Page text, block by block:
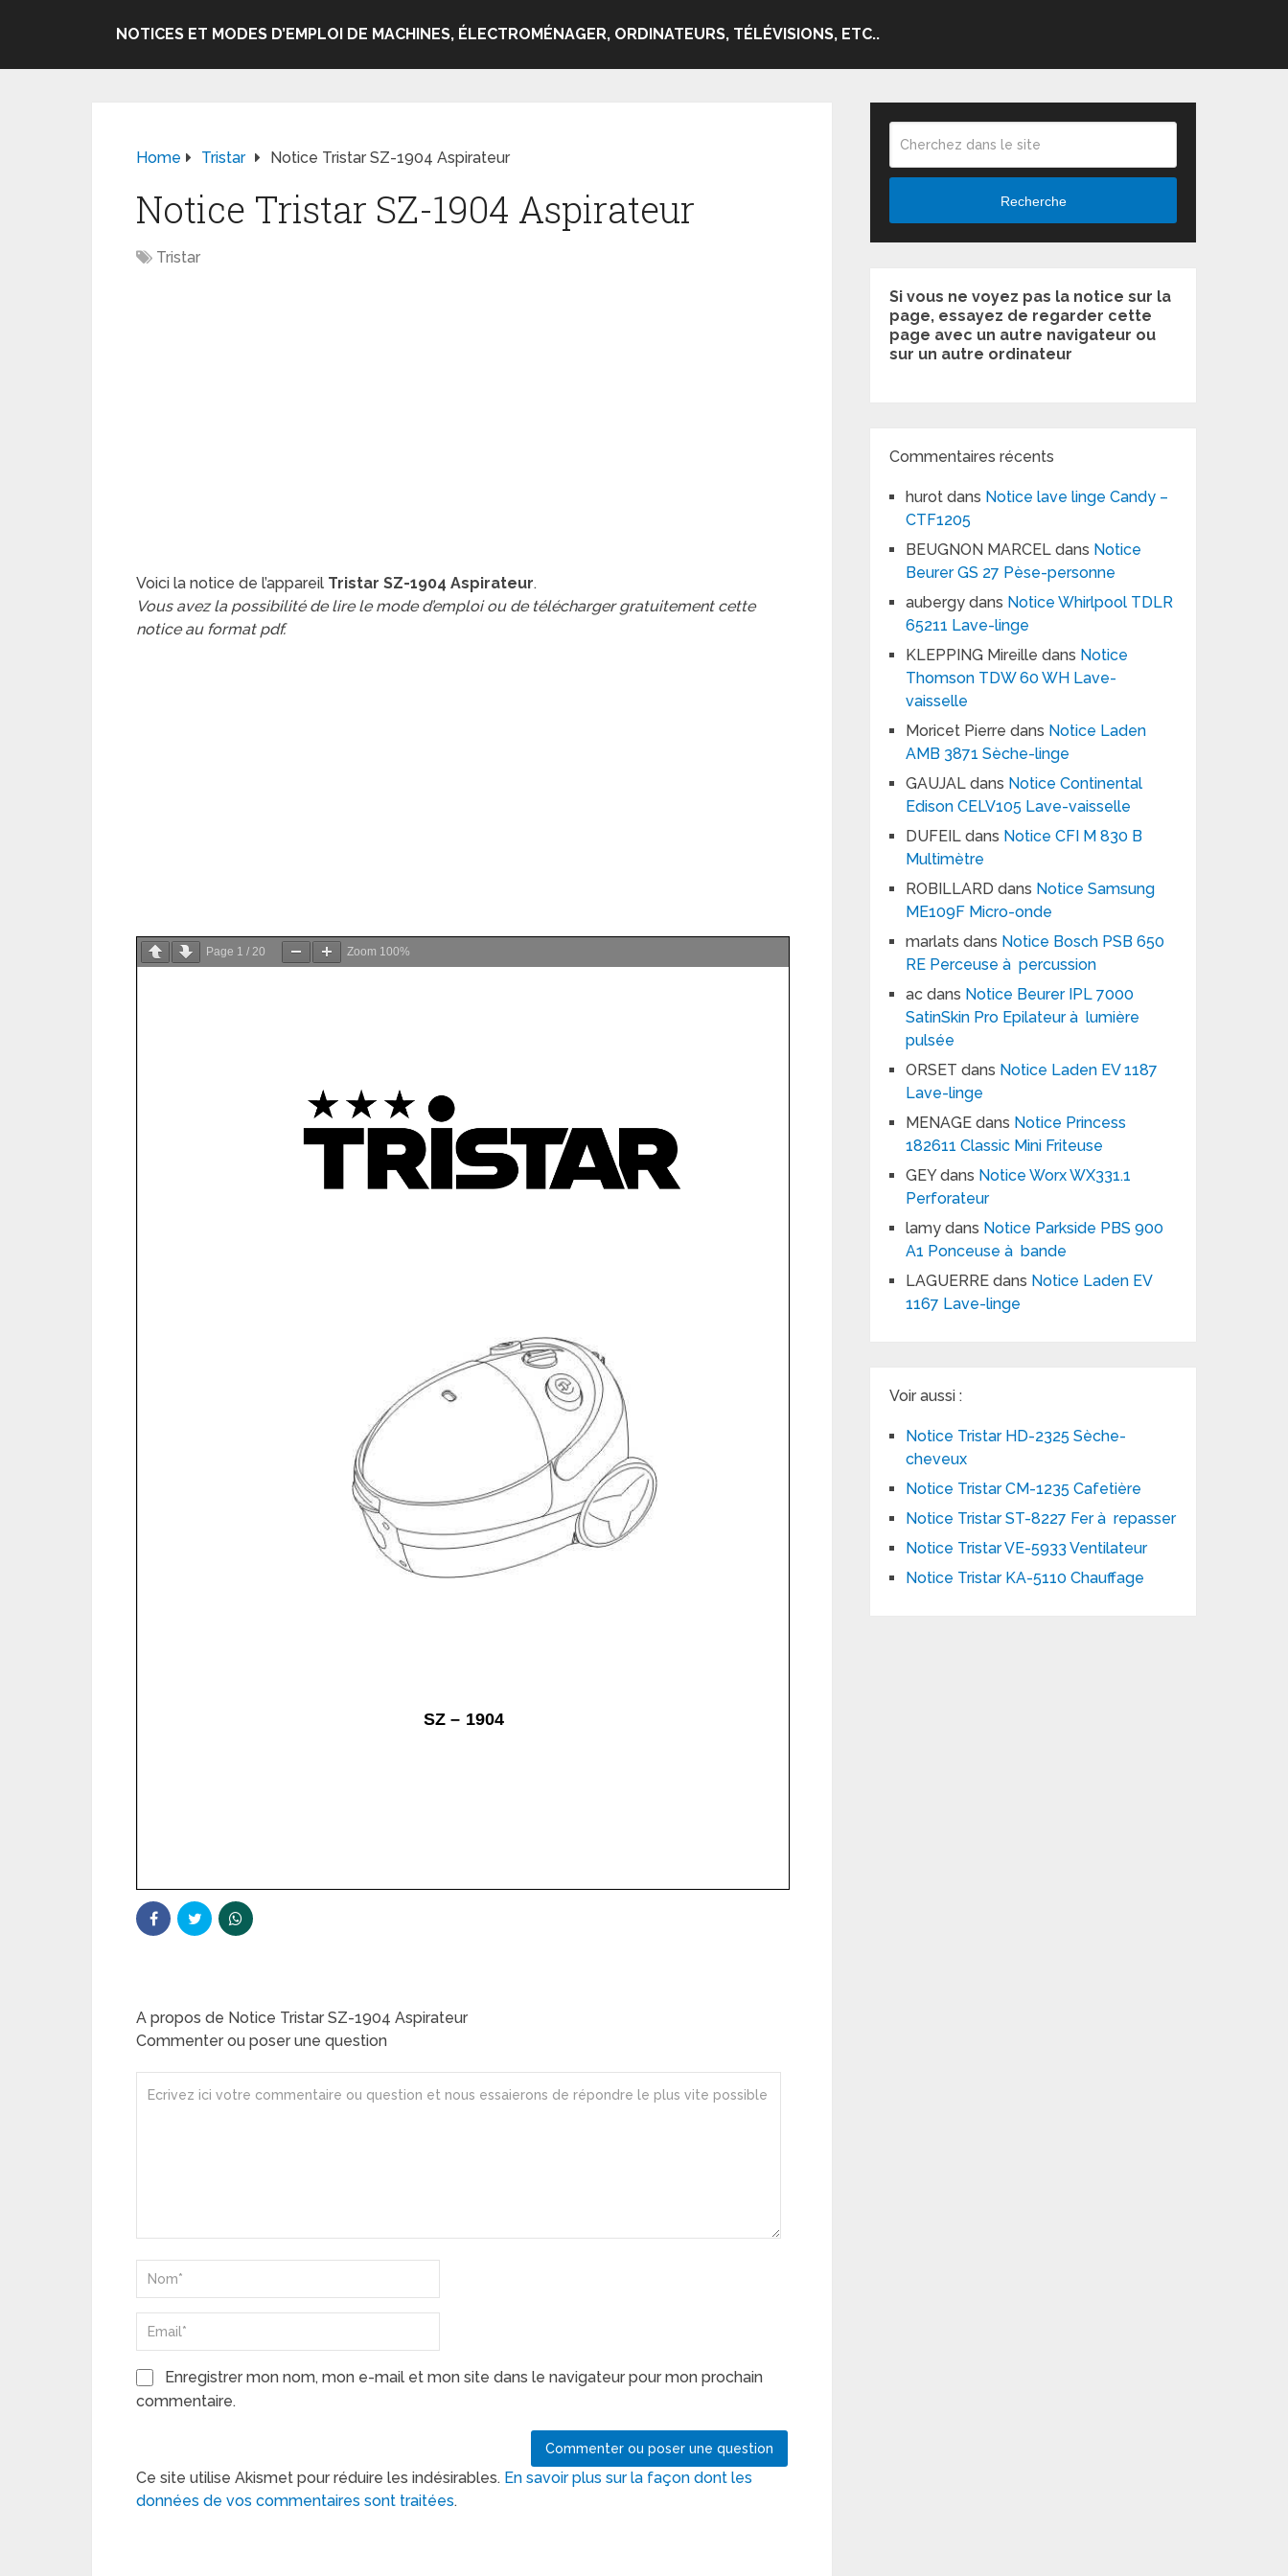
NOTICES ET MODES D’EMPLOI DE MACHINES, ÉLECTROMÉNAGER, ORDINATEURS, TÉLÉVISIONS, ETC..
Home Tristar Notice Tristar SZ-1904 Aspirateur
Notice Tristar SZ-1904 Aspirateur
Tristar
Voici la notice de l’appareil Tristar SZ-1904 Aspirateur.
Vous avez la possibilité de lire le mode d’emploi ou de télécharger gratuitement cette
notice au format pdf.
Page 1 / 20 Zoom 100%
A propos de Notice Tristar SZ-1904 Aspirateur
Commenter ou poser une question
Enregistrer mon nom, mon e-mail et mon site dans le navigateur pour mon prochain
commentaire.
Ce site utilise Akismet pour réduire les indésirables. En savoir plus sur la façon dont les
données de vos commentaires sont traitées.
Recherche
Si vous ne voyez pas la notice sur la
page, essayez de regarder cette
page avec un autre navigateur ou
sur un autre ordinateur
Commentaires récents
hurot dans Notice lave linge Candy –
CTF1205
BEUGNON MARCEL dans Notice
Beurer GS 27 Pèse-personne
aubergy dans Notice Whirlpool TDLR
65211 Lave-linge
KLEPPING Mireille dans Notice
Thomson TDW 60 WH Lave-
vaisselle
Moricet Pierre dans Notice Laden
AMB 3871 Sèche-linge
GAUJAL dans Notice Continental
Edison CELV105 Lave-vaisselle
DUFEIL dans Notice CFI M 830 B
Multimètre
ROBILLARD dans Notice Samsung
ME109F Micro-onde
marlats dans Notice Bosch PSB 650
RE Perceuse à percussion
ac dans Notice Beurer IPL 7000
SatinSkin Pro Epilateur à lumière
pulsée
ORSET dans Notice Laden EV 1187
Lave-linge
MENAGE dans Notice Princess
182611 Classic Mini Friteuse
GEYdans Notice Worx WX331.1
Perforateur
lamy dans Notice Parkside PBS 900
A1 Ponceuse à bande
LAGUERRE dans Notice Laden EV
1167 Lave-linge
Voir aussi :
Notice Tristar HD-2325 Sèche-
cheveux
Notice Tristar CM-1235 Cafetière
Notice Tristar ST-8227 Fer à repasser
Notice Tristar VE-5933 Ventilateur
Notice Tristar KA-5110 Chauffage